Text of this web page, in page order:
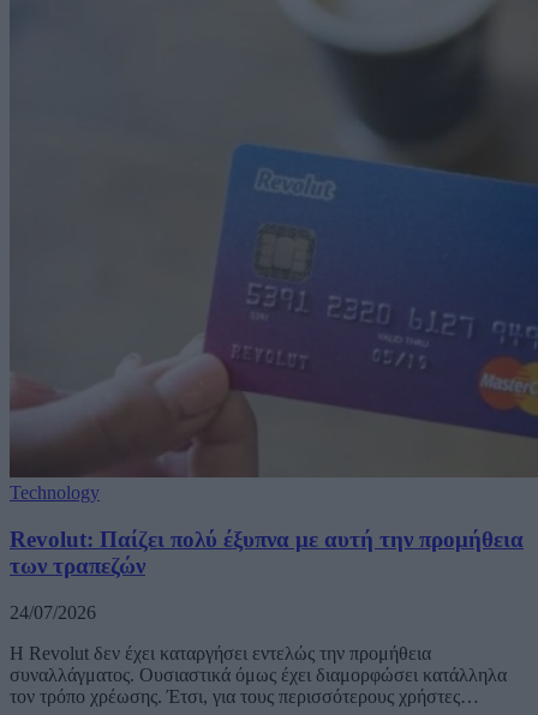
Technology
Revolut: Παίζει πολύ έξυπνα με αυτή την προμήθεια
των τραπεζών
24/07/2026
Η Revolut δεν έχει καταργήσει εντελώς την προμήθεια
συναλλάγματος. Ουσιαστικά όμως έχει διαμορφώσει κατάλληλα
τον τρόπο χρέωσης. Έτσι, για τους περισσότερους χρήστες…